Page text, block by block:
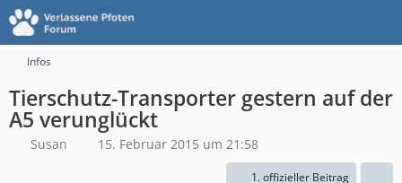
Infos
Tierschutz-Transporter gestern auf der
A5 verunglückt
Susan 15. Februar 2015 um 21:58
1. offizieller Beitrag